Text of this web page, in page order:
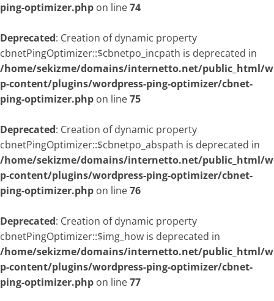
ping-optimizer.php on line74
Deprecated: Creation of dynamic property
cbnetPingOptimizer::$cbnetpo_incpath is deprecated in
/home/sekizme/domains/internetto.net/public_html/w
p-content/plugins/wordpress-ping-optimizer/cbnet-
ping-optimizer.php on line75
Deprecated: Creation of dynamic property
cbnetPingOptimizer::$cbnetpo_abspath is deprecated in
/home/sekizme/domains/internetto.net/public_html/w
p-content/plugins/wordpress-ping-optimizer/cbnet-
ping-optimizer.php on line76
Deprecated: Creation of dynamic property
cbnetPingOptimizer::$img_how is deprecated in
/home/sekizme/domains/internetto.net/public_html/w
p-content/plugins/wordpress-ping-optimizer/cbnet-
ping-optimizer.php on line77